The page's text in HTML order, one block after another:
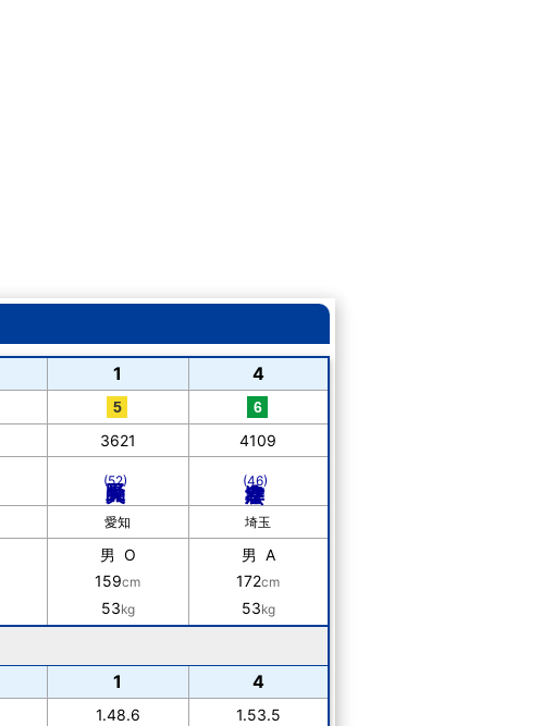
1 4
3621 4109
(52) (46)
愛知 埼玉
男 O
159cm
53kg
男 A
172cm
53kg
1 4
1.48.6 1.53.5